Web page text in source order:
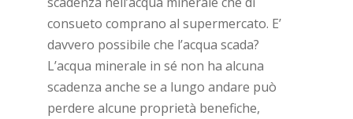
consueto comprano al supermercato. E’
davvero possibile che l’acqua scada?
L’acqua minerale in sé non ha alcuna
scadenza anche se a lungo andare può
perdere alcune proprietà benefiche,